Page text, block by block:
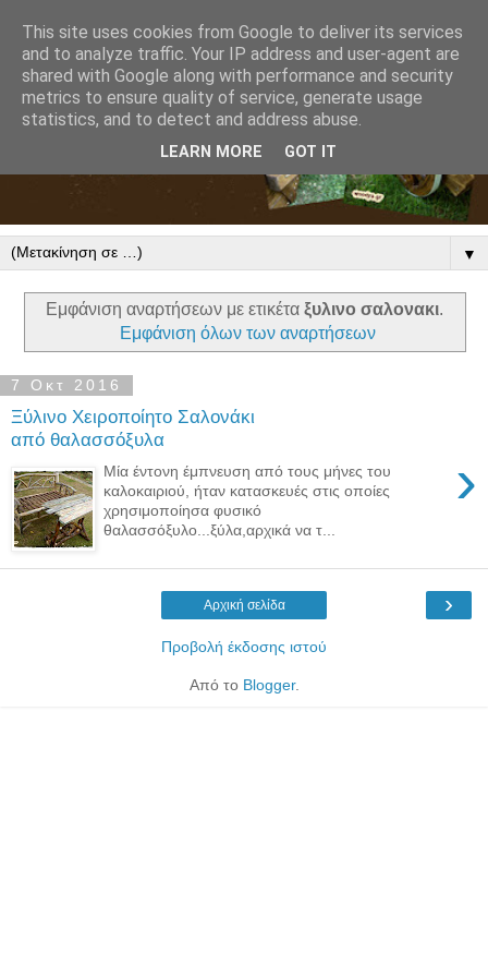
▼
Εμφάνιση αναρτήσεων με ετικέτα ξυλινο σαλονακι.
Εμφάνιση όλων των αναρτήσεων
7 Οκτ 2016
Ξύλινο Χειροποίητο Σαλονάκι
από θαλασσόξυλα
›
Μία έντονη έμπνευση από τους μήνες του
καλοκαιριού, ήταν κατασκευές στις οποίες
χρησιμοποίησα φυσικό
θαλασσόξυλο...ξύλα,αρχικά να τ...
›
Αρχική σελίδα
Προβολή έκδοσης ιστού
Από το Blogger.
This site uses cookies from Google to deliver its services
and to analyze traffic. Your IP address and user-agent are
shared with Google along with performance and security
metrics to ensure quality of service, generate usage
statistics, and to detect and address abuse.
LEARN MORE GOT IT